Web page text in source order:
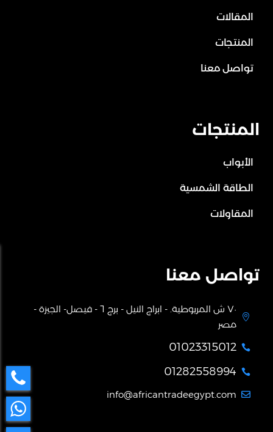
تواصل معنا

٧٠ ش المريوطية. - ابراج النيل - برج ٦ - فيصل- الجيزة -
مصر

01023315012

01282558994

info@africantradeegypt.com
المنتجات
الأبواب
الطاقة الشمسية
المقاولات
المقالات
المنتجات
تواصل معنا